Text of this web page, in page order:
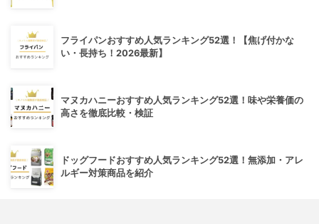
フライパンおすすめ人気ランキング52選！【焦げ付かな
い・長持ち！2026最新】
マヌカハニーおすすめ人気ランキング52選！味や栄養価の
高さを徹底比較・検証
ドッグフードおすすめ人気ランキング52選！無添加・アレ
ルギー対策商品を紹介